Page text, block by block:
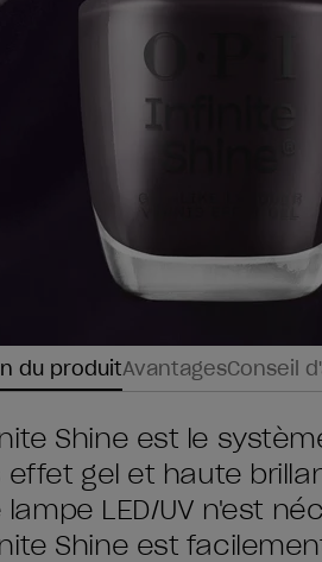
slide
to slide
du produitAvantagesConseil
Shine est le
effet gel et haute
lampe LED/UV n'est
Shine est